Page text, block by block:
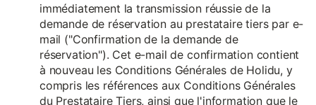
immédiatement la transmission réussie de la
demande de réservation au prestataire tiers par e-
mail ("Confirmation de la demande de
réservation"). Cet e-mail de confirmation contient
à nouveau les Conditions Générales de Holidu, y
compris les références aux Conditions Générales
du Prestataire Tiers, ainsi que l'information que le